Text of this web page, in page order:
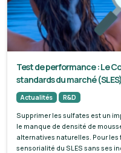
Test de performance : Le
standards du marché (SLES)
Actualités R&D
Supprimer les sulfates est un
le manque de densité de
alternatives naturelles. Pour les
sensorialité du SLES sans ses